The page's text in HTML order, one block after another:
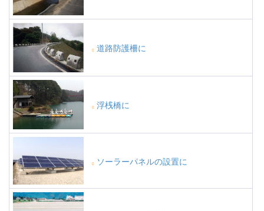
道路防護柵に
浮桟橋に
ソーラーパネルの設置に